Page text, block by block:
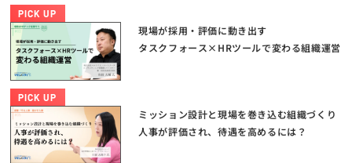
PICK UP
現場が採用・評価に動き出す
タスクフォース×HRツールで変わる組織運営
PICK UP
ミッション設計と現場を巻き込む組織づくり
人事が評価され、待遇を高めるには？